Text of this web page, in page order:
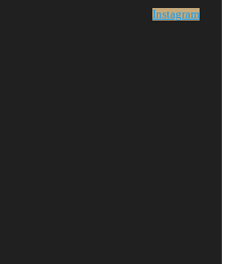
Instagram